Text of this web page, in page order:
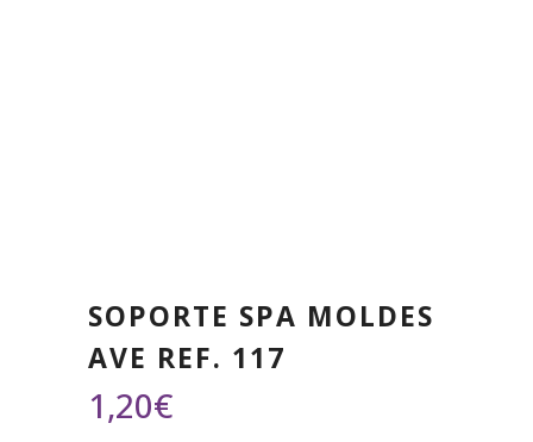
SOPORTE SPA MOLDES
AVE REF. 117
1,20€